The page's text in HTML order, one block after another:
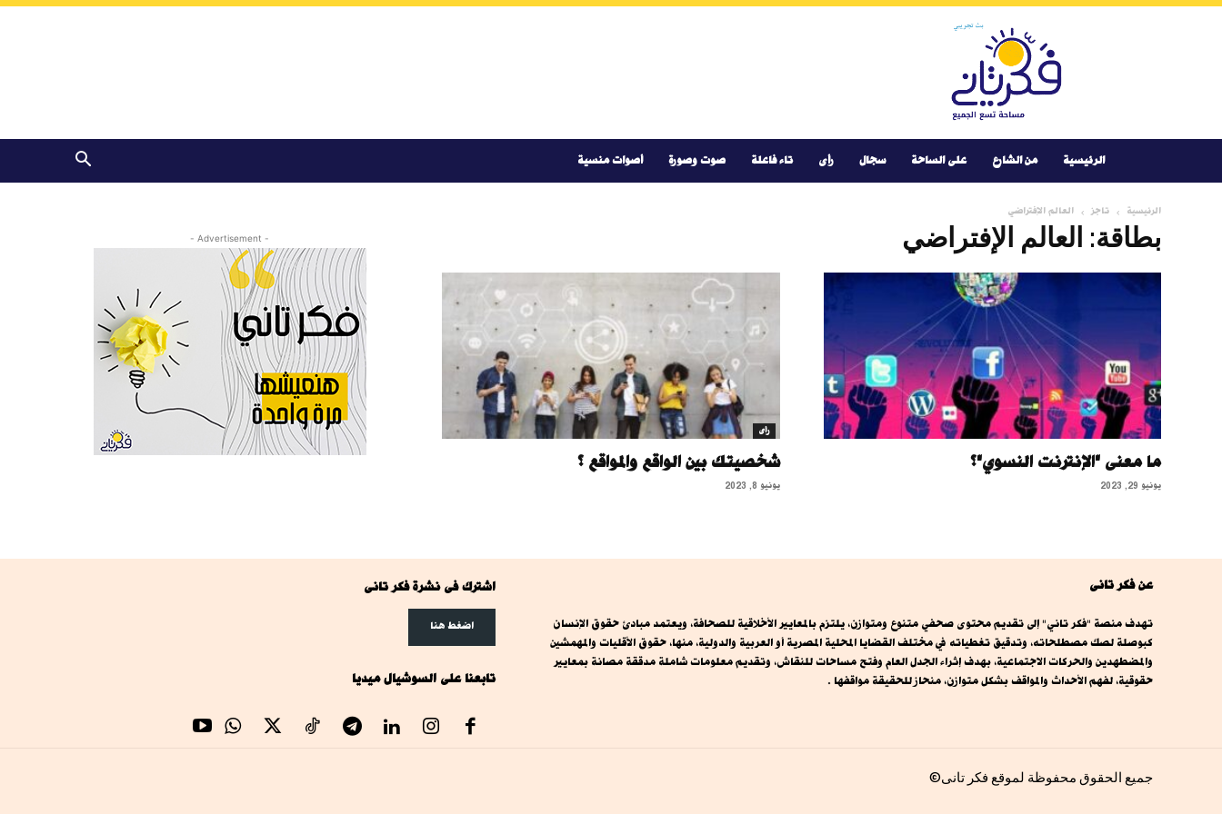
الرئيسية من الشارع على الساحة سجال رأى تاء فاعلة صوت وصورة أصوات منسية
الرئيسية تاجز العالم الإفتراضي
بطاقة: العالم الإفتراضي
ما معنى "الإنترنت النسوي"؟
يونيو 29, 2023
رأى
شخصيتك بين الواقع والمواقع ؟
يونيو 8, 2023
- Advertisement -
عن فكر تانى
تهدف منصة "فكر تاني" إلى تقديم محتوى صحفي متنوع ومتوازن، يلتزم بالمعايير الأخلاقية للصحافة، ويعتمد مبادئ حقوق الإنسان
كبوصلة لصك مصطلحاته، وتدقيق تغطياته في مختلف القضايا المحلية المصرية أو العربية والدولية، منها، حقوق الأقليات والمهمشين
والمضطهدين والحركات الاجتماعية، بهدف إثراء الجدل العام وفتح مساحات للنقاش، وتقديم معلومات شاملة مدققة مصانة بمعايير
حقوقية، لفهم الأحداث والمواقف بشكل متوازن، منحاز للحقيقة مواقفها .
اشترك فى نشرة فكر تانى
اضغط هنا
تابعنا على السوشيال ميديا
جميع الحقوق محفوظة لموقع فكر تانى©